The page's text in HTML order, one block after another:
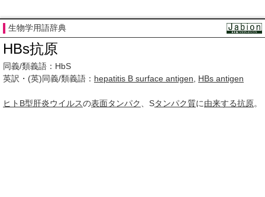
生物学用語辞典
HBs抗原
同義/類義語：HbS
英訳・(英)同義/類義語： hepatitis B surface antigen HBs antigen
ヒト B型肝炎ウイルスの表面タンパク 、Sタンパク質に由来する抗原。